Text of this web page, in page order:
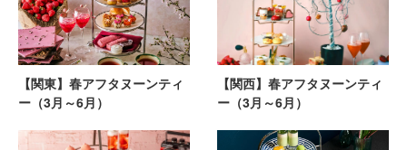
【関東】春アフタヌーンティ
ー（3月～6月）
【関西】春アフタヌーンティ
ー（3月～6月）